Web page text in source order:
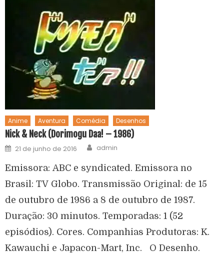
Anime Aventura Comédia Desenhos
Nick & Neck (Dorimogu Daa! – 1986)
21 de junho de 2016 admin
Emissora: ABC e syndicated. Emissora no
Brasil: TV Globo. Transmissão Original: de 15
de outubro de 1986 a 8 de outubro de 1987.
Duração: 30 minutos. Temporadas: 1 (52
episódios). Cores. Companhias Produtoras: K.
Kawauchi e Japacon-Mart, Inc. O Desenho.